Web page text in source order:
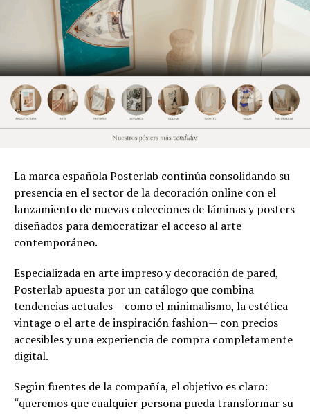
La marca española Posterlab continúa consolidando su
presencia en el sector de la decoración online con el
lanzamiento de nuevas colecciones de láminas y posters
diseñados para democratizar el acceso al arte
contemporáneo.
Especializada en arte impreso y decoración de pared,
Posterlab apuesta por un catálogo que combina
tendencias actuales —como el minimalismo, la estética
vintage o el arte de inspiración fashion— con precios
accesibles y una experiencia de compra completamente
digital.
Según fuentes de la compañía, el objetivo es claro:
“queremos que cualquier persona pueda transformar su